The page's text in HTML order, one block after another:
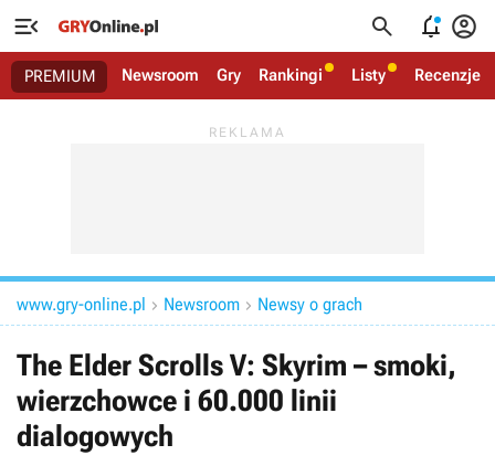
   
PREMIUM Newsroom Gry Rankingi Listy Recenzje
www.gry-online.pl  Newsroom  Newsy o grach
The Elder Scrolls V: Skyrim – smoki,
wierzchowce i 60.000 linii
dialogowych